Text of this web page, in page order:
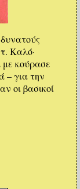
Καλό·
με κούρασε
– για την
οι βασικοί